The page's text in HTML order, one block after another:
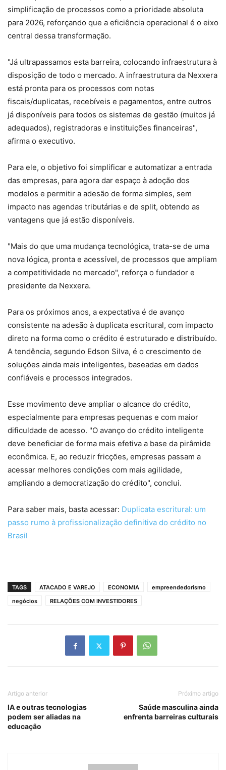
simplificação de processos como a prioridade absoluta
para 2026, reforçando que a eficiência operacional é o eixo
central dessa transformação.
"Já ultrapassamos esta barreira, colocando infraestrutura à
disposição de todo o mercado. A infraestrutura da Nexxera
está pronta para os processos com notas
fiscais/duplicatas, recebíveis e pagamentos, entre outros
já disponíveis para todos os sistemas de gestão (muitos já
adequados), registradoras e instituições financeiras",
afirma o executivo.
Para ele, o objetivo foi simplificar e automatizar a entrada
das empresas, para agora dar espaço à adoção dos
modelos e permitir a adesão de forma simples, sem
impacto nas agendas tributárias e de split, obtendo as
vantagens que já estão disponíveis.
"Mais do que uma mudança tecnológica, trata-se de uma
nova lógica, pronta e acessível, de processos que ampliam
a competitividade no mercado", reforça o fundador e
presidente da Nexxera.
Para os próximos anos, a expectativa é de avanço
consistente na adesão à duplicata escritural, com impacto
direto na forma como o crédito é estruturado e distribuído.
A tendência, segundo Edson Silva, é o crescimento de
soluções ainda mais inteligentes, baseadas em dados
confiáveis e processos integrados.
Esse movimento deve ampliar o alcance do crédito,
especialmente para empresas pequenas e com maior
dificuldade de acesso. "O avanço do crédito inteligente
deve beneficiar de forma mais efetiva a base da pirâmide
econômica. E, ao reduzir fricções, empresas passam a
acessar melhores condições com mais agilidade,
ampliando a democratização do crédito", conclui.
Para saber mais, basta acessar: Duplicata escritural: um
passo rumo à profissionalização definitiva do crédito no
Brasil
TAGS ATACADO E VAREJO ECONOMIA
empreendedorismo
negócios
RELAÇÕES COM INVESTIDORES
Artigo anterior
IA e outras tecnologias
podem ser aliadas na
educação
Próximo artigo
Saúde masculina ainda
enfrenta barreiras culturais